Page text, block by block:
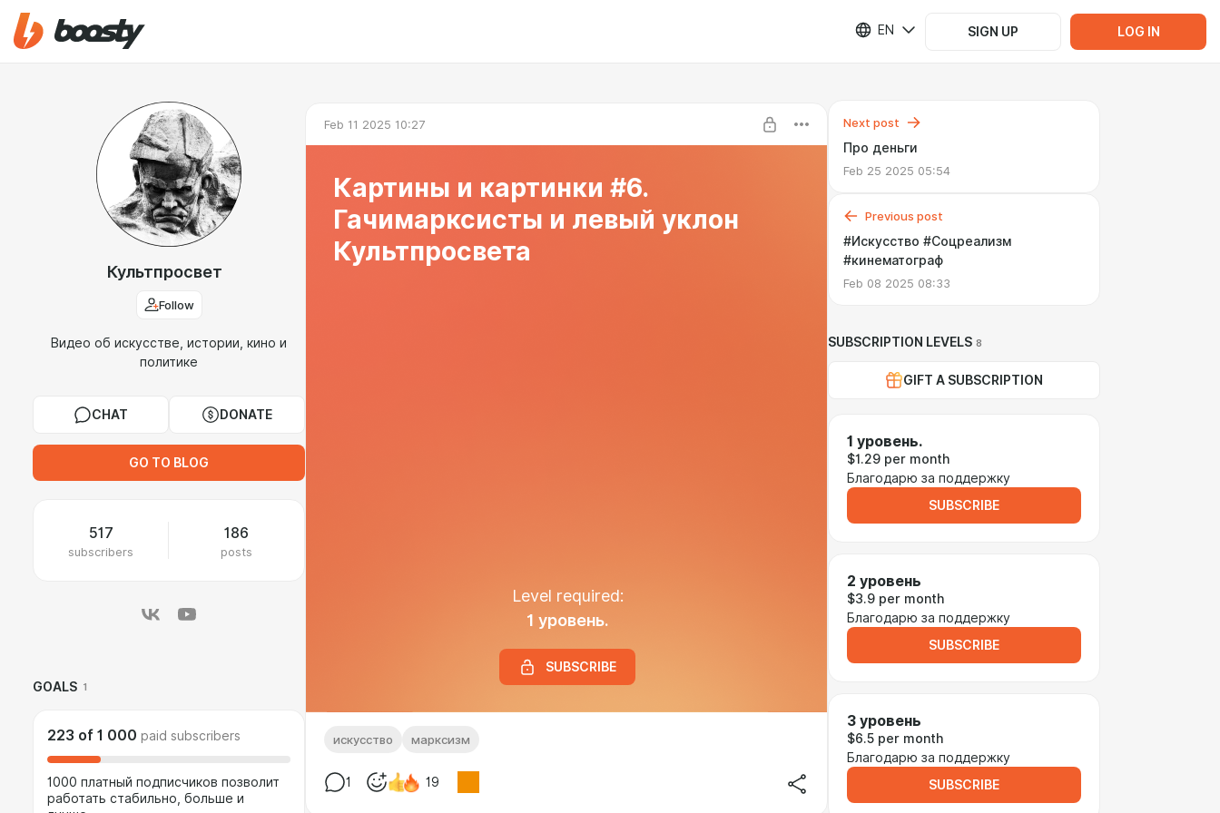
EN SIGN UP LOG IN
Культпросвет
Follow
Видео об искусстве, истории, кино и
политике
CHAT DONATE
GO TO BLOG
517
subscribers
186
posts
GOALS 1
223 of 1 000 paid subscribers
1000 платный подписчиков позволит
работать стабильно, больше и
Feb 11 2025 10:27
Картины и картинки #6.
Гачимарксисты и левый уклон
Культпросвета
Level required:
1 уровень.
SUBSCRIBE
искусство марксизм
1 19
Next post
Про деньги
Feb 25 2025 05:54
Previous post
#Искусство #Соцреализм
#кинематограф
Feb 08 2025 08:33
SUBSCRIPTION LEVELS 8
GIFT A SUBSCRIPTION
1 уровень.
$1.29 per month
Благодарю за поддержку
SUBSCRIBE
2 уровень
$3.9 per month
Благодарю за поддержку
SUBSCRIBE
3 уровень
$6.5 per month
Благодарю за поддержку
SUBSCRIBE